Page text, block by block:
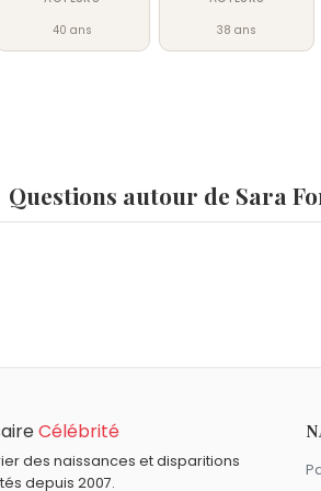
40 ans
38 ans
Questions autour de Sara
Mikkelsen,
Bardot
Célébrité
des naissances et disparitions
depuis 2007.